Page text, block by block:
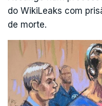
do WikiLeaks com
de morte.